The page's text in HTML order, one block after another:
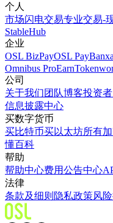
个人
市场闪电交易专业交易-
StableHub
企业
OSL BizPayOSL PayBanxa
Omnibus ProEarn
公司
关于我们团队博客投资
信息披露中心
买数字货币
买比特币买以太坊所有
懂百科
帮助
帮助中心费用公告中心
法律
条款及细则 隐私政策风